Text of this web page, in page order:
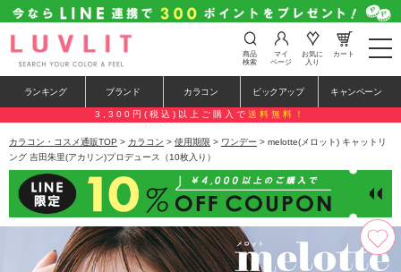
t
o
e
n
a
a
i
o
n
商品
検索
マイ
ページ
お気に
入り
カート
ランキング ブランド カラコン ピックアップ キャンペーン
3,300円(税込)以上ご購入で 送料無料！
カラコン・コスメ通販TOP > カラコン > 使用期限 > ワンデー > melotte(メロット) キャットリ
ング 吉田朱里(アカリン)プロデュース（10枚入り）